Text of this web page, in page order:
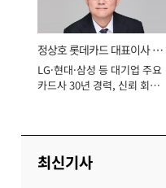
정상호 롯데카드 대표이사 사
장
LG·현대·삼성 등 대기업 주요
카드사 30년 경력, 신뢰 회복
최신기사